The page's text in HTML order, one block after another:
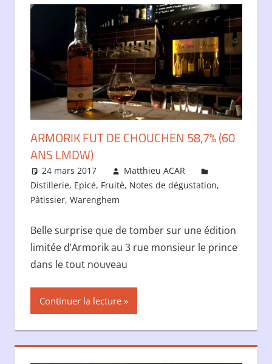
ARMORIK FUT DE CHOUCHEN 58,7% (60
ANS LMDW)
24 mars 2017
Matthieu ACAR
Distillerie, Epicé, Fruité, Notes de dégustation,
Pâtissier, Warenghem
Belle surprise que de tomber sur une édition
limitée d’Armorik au 3 rue monsieur le prince
dans le tout nouveau
Continuer la lecture